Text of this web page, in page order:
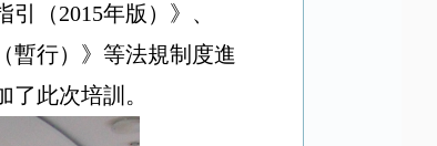
引（2015年版）》、
暫行）》等法規制度進
此次培訓。